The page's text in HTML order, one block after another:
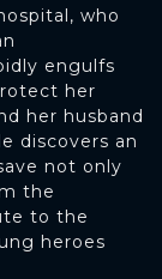
who
engulfs
her
her husband
discovers an
not only
the
to the
heroes